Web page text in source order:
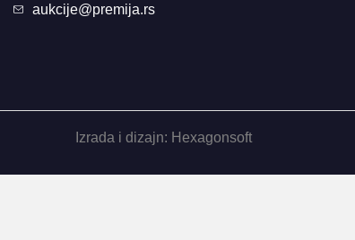
aukcije@premija.rs
Izrada i dizajn: Hexagonsoft